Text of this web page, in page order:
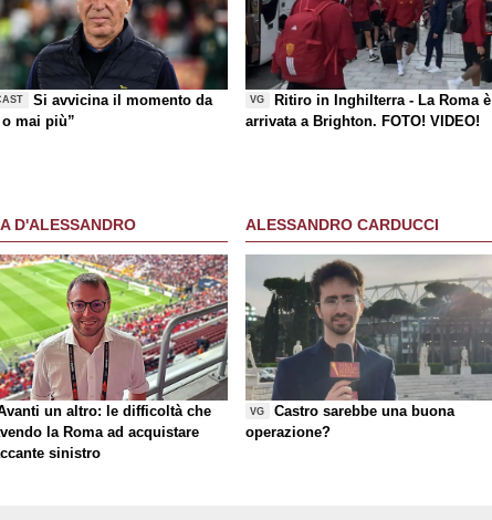
Si avvicina il momento da
o mai più”
VG
Ritiro in Inghilterra - La Roma è
arrivata a Brighton. FOTO! VIDEO!
D'ALESSANDRO
un altro: le difficoltà che
la Roma ad acquistare
sinistro
ALESSANDRO CARDUCCI
VG
Castro sarebbe una buona
operazione?